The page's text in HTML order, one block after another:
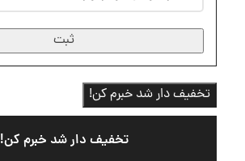
ثبت
تخفیف دار شد خبرم کن!
تخفیف دار شد خبرم کن!